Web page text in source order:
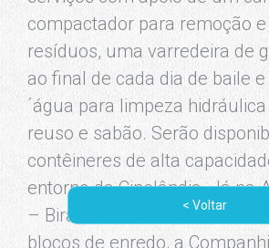
compactador para remoção
resíduos, uma varredeira de
ao final de cada dia de baile
´água para limpeza
reuso e sabão. Serão
contêineres de alta
entorno da Cinelândia. Já na
– Bira Presidente, durante os
blocos de enredo, a
< Voltar